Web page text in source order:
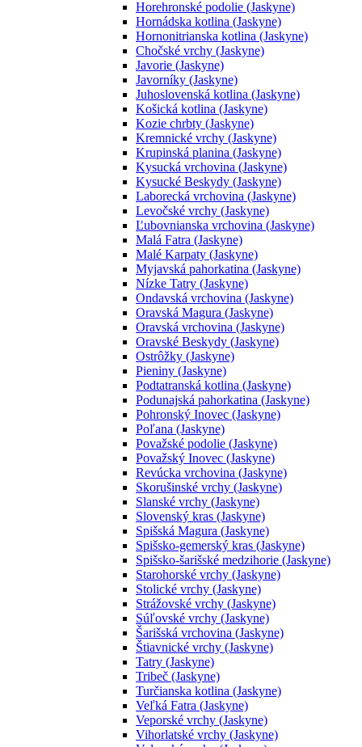
Horehronské podolie (Jaskyne)
Hornádska kotlina (Jaskyne)
Hornonitrianska kotlina (Jaskyne)
Chočské vrchy (Jaskyne)
Javorie (Jaskyne)
Javorníky (Jaskyne)
Juhoslovenská kotlina (Jaskyne)
Košická kotlina (Jaskyne)
Kozie chrbty (Jaskyne)
Kremnické vrchy (Jaskyne)
Krupinská planina (Jaskyne)
Kysucká vrchovina (Jaskyne)
Kysucké Beskydy (Jaskyne)
Laborecká vrchovina (Jaskyne)
Levočské vrchy (Jaskyne)
Ľubovnianska vrchovina (Jaskyne)
Malá Fatra (Jaskyne)
Malé Karpaty (Jaskyne)
Myjavská pahorkatina (Jaskyne)
Nízke Tatry (Jaskyne)
Ondavská vrchovina (Jaskyne)
Oravská Magura (Jaskyne)
Oravská vrchovina (Jaskyne)
Oravské Beskydy (Jaskyne)
Ostrôžky (Jaskyne)
Pieniny (Jaskyne)
Podtatranská kotlina (Jaskyne)
Podunajská pahorkatina (Jaskyne)
Pohronský Inovec (Jaskyne)
Poľana (Jaskyne)
Považské podolie (Jaskyne)
Považský Inovec (Jaskyne)
Revúcka vrchovina (Jaskyne)
Skorušinské vrchy (Jaskyne)
Slanské vrchy (Jaskyne)
Slovenský kras (Jaskyne)
Spišská Magura (Jaskyne)
Spišsko-gemerský kras (Jaskyne)
Spišsko-šarišské medzihorie (Jaskyne)
Starohorské vrchy (Jaskyne)
Stolické vrchy (Jaskyne)
Strážovské vrchy (Jaskyne)
Súľovské vrchy (Jaskyne)
Šarišská vrchovina (Jaskyne)
Štiavnické vrchy (Jaskyne)
Tatry (Jaskyne)
Tribeč (Jaskyne)
Turčianska kotlina (Jaskyne)
Veľká Fatra (Jaskyne)
Veporské vrchy (Jaskyne)
Vihorlatské vrchy (Jaskyne)